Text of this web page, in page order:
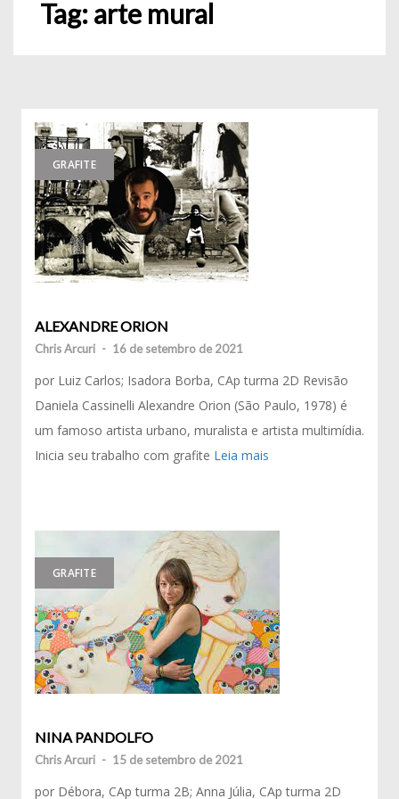
Tag:arte mural
GRAFITE
ALEXANDRE ORION
Chris Arcuri - 16 de setembro de 2021
por Luiz Carlos; Isadora Borba, CAp turma 2D Revisão
Daniela Cassinelli Alexandre Orion (São Paulo, 1978) é
um famoso artista urbano, muralista e artista multimídia.
Inicia seu trabalho com grafite Leia mais
GRAFITE
NINA PANDOLFO
Chris Arcuri - 15 de setembro de 2021
por Débora, CAp turma 2B; Anna Júlia, CAp turma 2D